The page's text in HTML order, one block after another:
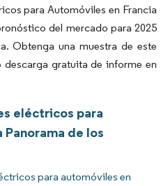
para Automóviles en Francia
del mercado para 2025
Obtenga una muestra de este
gratuita de informe en
eléctricos para
de los
para automóviles en